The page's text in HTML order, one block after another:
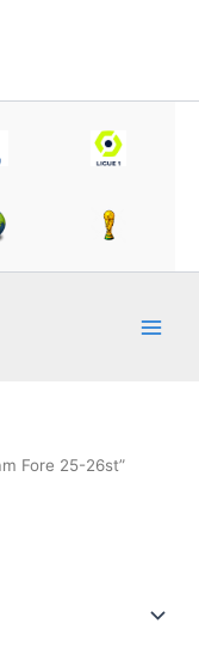
Fore 25-26st”